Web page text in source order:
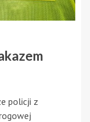
policji z